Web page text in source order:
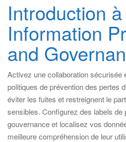
Introduction
Information
and
Activez une collaboration sécurisée
politiques de prévention des pertes
éviter les fuites et restreignent le
sensibles. Configurez des labels de
gouvernance et localisez vos
meilleure compréhension de leur